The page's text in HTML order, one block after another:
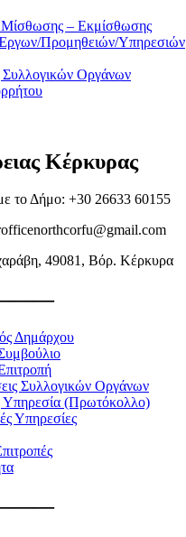
Μίσθωσης – Εκμίσθωσης
Έργων/Προμηθειών/Υπηρεσιών
Οργάνων
Κέρκυρας
το Δήμο: +30 26633 60155
49081, Βόρ. Κέρκυρα
Δημάρχου
Συλλογικών Οργάνων
Υπηρεσία (Πρωτόκολλο)
Υπηρεσίες